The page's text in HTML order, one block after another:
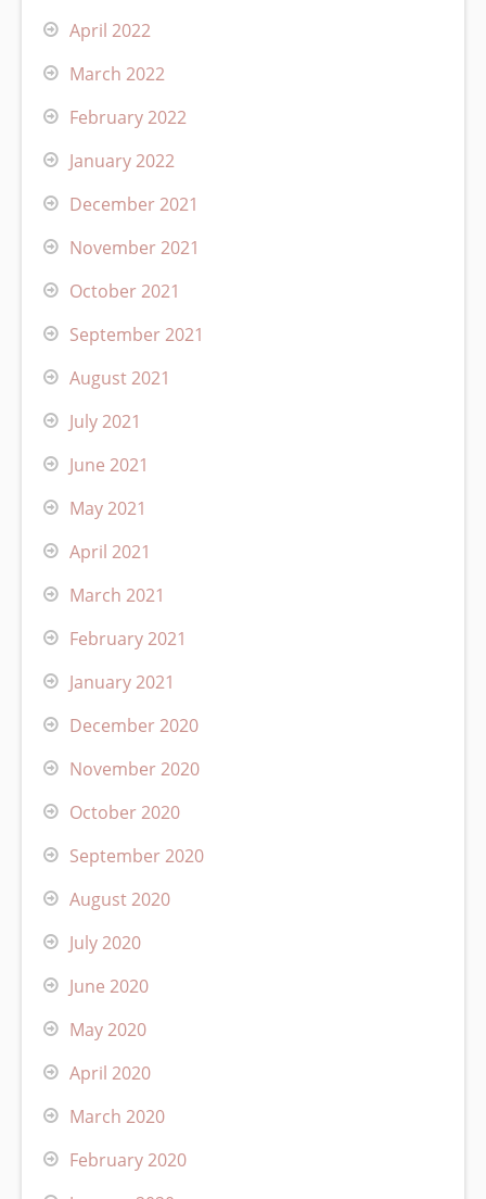
April 2022
March 2022
February 2022
January 2022
December 2021
November 2021
October 2021
September 2021
August 2021
July 2021
June 2021
May 2021
April 2021
March 2021
February 2021
January 2021
December 2020
November 2020
October 2020
September 2020
August 2020
July 2020
June 2020
May 2020
April 2020
March 2020
February 2020